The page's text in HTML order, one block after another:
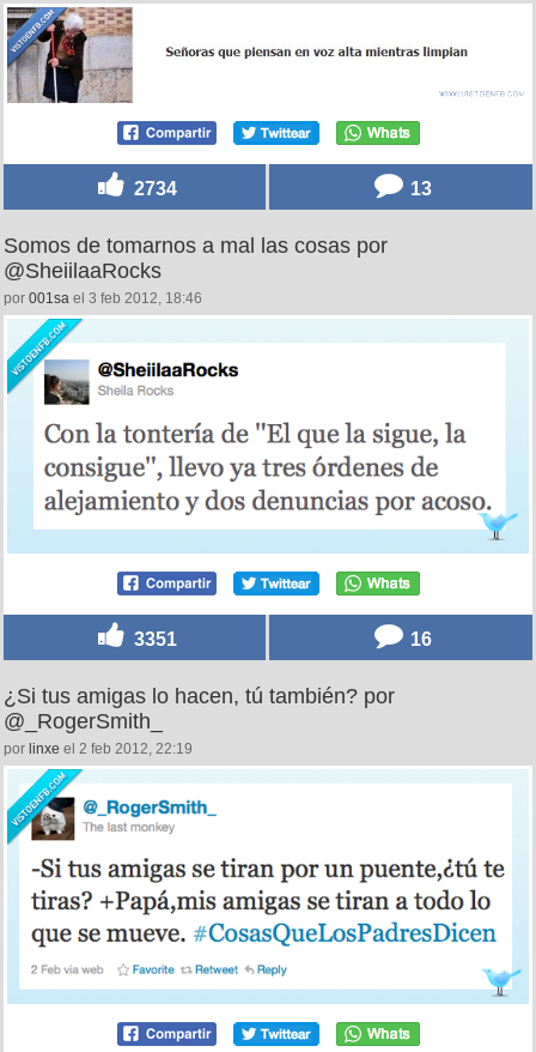
2734 13
Somos de tomarnos a mal las cosas por
@SheiilaaRocks
por 001sa el 3 feb 2012, 18:46
3351 16
¿Si tus amigas lo hacen, tú también? por
@_RogerSmith_
por linxe el 2 feb 2012, 22:19